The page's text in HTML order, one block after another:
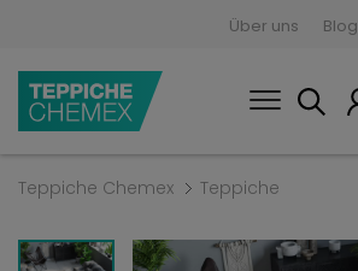
Über uns Blog
Teppiche Chemex Teppiche